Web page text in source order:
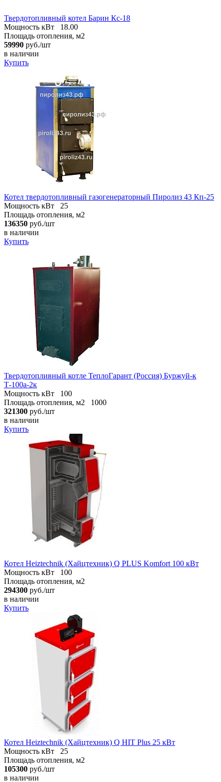
Твердотопливный котел Барин Кс-18
Мощность кВт
18.00
Площадь отопления, м2
59990 руб./шт
в наличии
Купить
Котел твердотопливный газогенераторный Пиролиз 43 Кп-25
Мощность кВт
25
Площадь отопления, м2
136350 руб./шт
в наличии
Купить
Твердотопливный котле ТеплоГарант (Россия) Буржуй-к
Т-100а-2к
Мощность кВт
100
Площадь отопления, м2
1000
321300 руб./шт
в наличии
Купить
Котел Heiztechnik (Хайцтехник) Q PLUS Komfort 100 кВт
Мощность кВт
100
Площадь отопления, м2
294300 руб./шт
в наличии
Купить
Котел Heiztechnik (Хайцтехник) Q HIT Plus 25 кВт
Мощность кВт
25
Площадь отопления, м2
105300 руб./шт
в наличии